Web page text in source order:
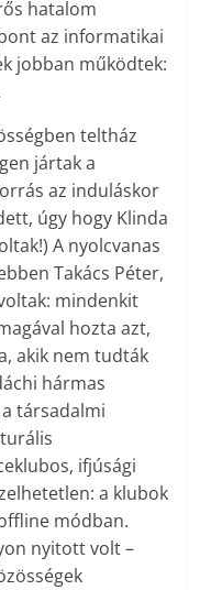
hatalom
az informatikai
jobban működtek:
teltház
jártak a
az induláskor
úgy hogy Klinda
A nyolcvanas
Takács Péter,
mindenkit
hozta azt,
akik nem tudták
hármas
társadalmi
ifjúsági
a klubok
módban.
nyitott volt –